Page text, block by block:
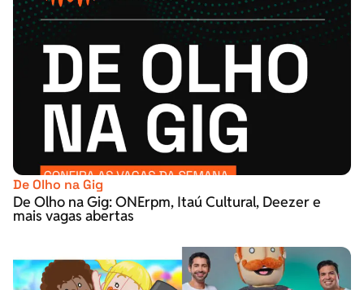
De Olho na Gig
De Olho na Gig: ONErpm, Itaú Cultural, Deezer e
mais vagas abertas